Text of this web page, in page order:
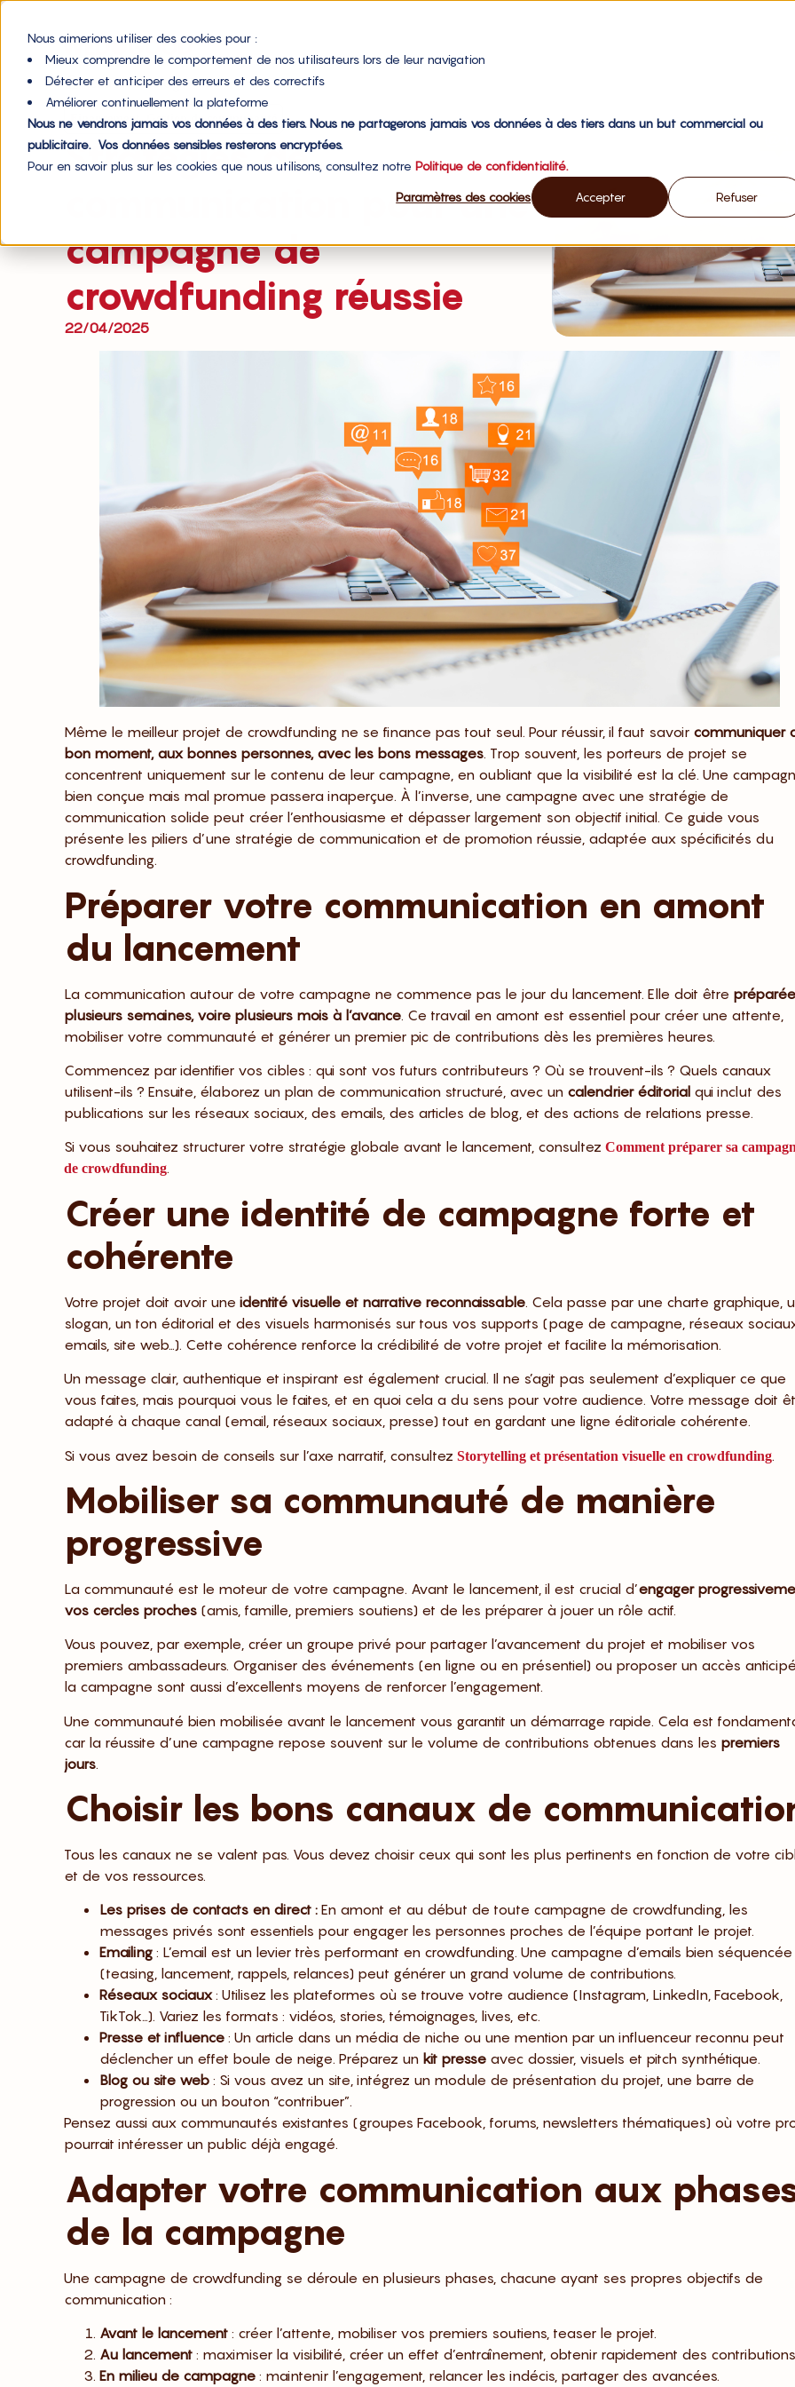
Nous aimerions utiliser des cookies pour :
Mieux comprendre le comportement de nos utilisateurs lors de leur navigation
Détecter et anticiper des erreurs et des correctifs
Améliorer continuellement la plateforme
Nous ne vendrons jamais vos données à des tiers. Nous ne partagerons jamais vos données à des tiers dans un but commercial ou
publicitaire. Vos données sensibles resterons encryptées.
Pour en savoir plus sur les cookies que nous utilisons, consultez notre Politique de confidentialité.
Paramètres des cookies Accepter Refuser
Accueil du blog
Financement,Gestion de communauté
Stratégies de
communication pour une
campagne de
crowdfunding réussie
22/04/2025
Même le meilleur projet de crowdfunding ne se finance pas tout seul. Pour réussir, il faut savoir communiquer
bon moment, aux bonnes personnes, avec les bons messages. Trop souvent, les porteurs de projet se
concentrent uniquement sur le contenu de leur campagne, en oubliant que la visibilité est la clé. Une
bien conçue mais mal promue passera inaperçue. À l’inverse, une campagne avec une stratégie de
communication solide peut créer l’enthousiasme et dépasser largement son objectif initial. Ce guide vous
présente les piliers d’une stratégie de communication et de promotion réussie, adaptée aux spécificités du
crowdfunding.
Préparer votre communication en amont
du lancement
La communication autour de votre campagne ne commence pas le jour du lancement. Elle doit être préparée
plusieurs semaines, voire plusieurs mois à l’avance. Ce travail en amont est essentiel pour créer une attente,
mobiliser votre communauté et générer un premier pic de contributions dès les premières heures.
Commencez par identifier vos cibles : qui sont vos futurs contributeurs ? Où se trouvent-ils ? Quels canaux
utilisent-ils ? Ensuite, élaborez un plan de communication structuré, avec un calendrier éditorial qui inclut des
publications sur les réseaux sociaux, des emails, des articles de blog, et des actions de relations presse.
Si vous souhaitez structurer votre stratégie globale avant le lancement, consultez Comment préparer sa
de crowdfunding.
Créer une identité de campagne forte et
cohérente
Votre projet doit avoir une identité visuelle et narrative reconnaissable. Cela passe par une charte graphique,
slogan, un ton éditorial et des visuels harmonisés sur tous vos supports (page de campagne, réseaux
emails, site web…). Cette cohérence renforce la crédibilité de votre projet et facilite la mémorisation.
Un message clair, authentique et inspirant est également crucial. Il ne s’agit pas seulement d’expliquer ce que
vous faites, mais pourquoi vous le faites, et en quoi cela a du sens pour votre audience. Votre message doit
adapté à chaque canal (email, réseaux sociaux, presse) tout en gardant une ligne éditoriale cohérente.
Si vous avez besoin de conseils sur l’axe narratif, consultez Storytelling et présentation visuelle en crowdfunding.
Mobiliser sa communauté de manière
progressive
La communauté est le moteur de votre campagne. Avant le lancement, il est crucial d’engager
vos cercles proches (amis, famille, premiers soutiens) et de les préparer à jouer un rôle actif.
Vous pouvez, par exemple, créer un groupe privé pour partager l’avancement du projet et mobiliser vos
premiers ambassadeurs. Organiser des événements (en ligne ou en présentiel) ou proposer un accès
la campagne sont aussi d’excellents moyens de renforcer l’engagement.
Une communauté bien mobilisée avant le lancement vous garantit un démarrage rapide. Cela est
car la réussite d’une campagne repose souvent sur le volume de contributions obtenues dans les premiers
jours.
Choisir les bons canaux de
Tous les canaux ne se valent pas. Vous devez choisir ceux qui sont les plus pertinents en fonction de votre
et de vos ressources.
Les prises de contacts en direct : En amont et au début de toute campagne de crowdfunding, les
messages privés sont essentiels pour engager les personnes proches de l’équipe portant le projet.
Emailing : L’email est un levier très performant en crowdfunding. Une campagne d’emails bien séquencée
(teasing, lancement, rappels, relances) peut générer un grand volume de contributions.
Réseaux sociaux: Utilisez les plateformes où se trouve votre audience (Instagram, LinkedIn, Facebook,
TikTok…). Variez les formats : vidéos, stories, témoignages, lives, etc.
Presse et influence : Un article dans un média de niche ou une mention par un influenceur reconnu peut
déclencher un effet boule de neige. Préparez un kit presse avec dossier, visuels et pitch synthétique.
Blog ou site web : Si vous avez un site, intégrez un module de présentation du projet, une barre de
progression ou un bouton “contribuer”.
Pensez aussi aux communautés existantes (groupes Facebook, forums, newsletters thématiques) où votre
pourrait intéresser un public déjà engagé.
Adapter votre communication aux
de la campagne
Une campagne de crowdfunding se déroule en plusieurs phases, chacune ayant ses propres objectifs de
communication :
Avant le lancement : créer l’attente, mobiliser vos premiers soutiens, teaser le projet.
Au lancement : maximiser la visibilité, créer un effet d’entraînement, obtenir rapidement des
En milieu de campagne : maintenir l’engagement, relancer les indécis, partager des avancées.